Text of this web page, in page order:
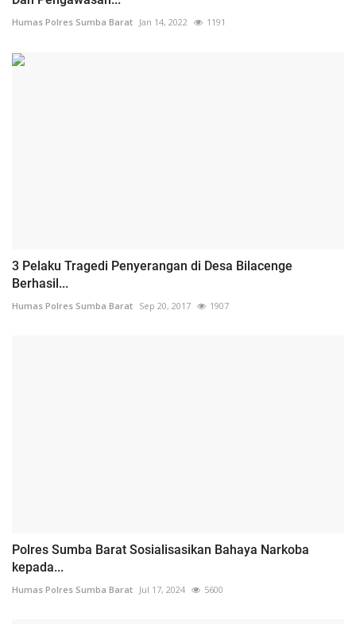
Humas Polres Sumba Barat Jan 14, 2022 1191
3 Pelaku Tragedi Penyerangan di Desa Bilacenge
Berhasil...
Humas Polres Sumba Barat Sep 20, 2017 1907
Polres Sumba Barat Sosialisasikan Bahaya Narkoba
kepada...
Humas Polres Sumba Barat Jul 17, 2024 5600